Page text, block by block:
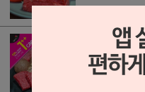
한우 오메가3
네이버페이
네이버 페이 |